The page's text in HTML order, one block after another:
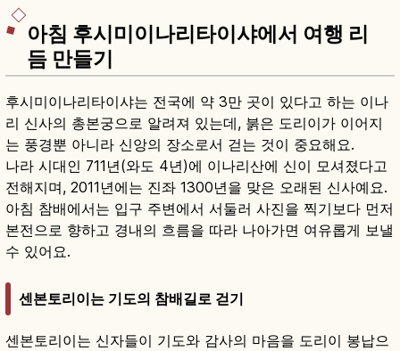
아침 후시미이나리타이샤에서 여행 리
듬 만들기
후시미이나리타이샤는 전국에 약 3만 곳이 있다고 하는 이나
리 신사의 총본궁으로 알려져 있는데, 붉은 도리이가 이어지
는 풍경뿐 아니라 신앙의 장소로서 걷는 것이 중요해요.
나라 시대인 711년(와도 4년)에 이나리산에 신이 모셔졌다고
전해지며, 2011년에는 진좌 1300년을 맞은 오래된 신사예요.
아침 참배에서는 입구 주변에서 서둘러 사진을 찍기보다 먼저
본전으로 향하고 경내의 흐름을 따라 나아가면 여유롭게 보낼
수 있어요.
센본토리이는 기도의 참배길로 걷기
센본토리이는 신자들이 기도와 감사의 마음을 도리이 봉납으